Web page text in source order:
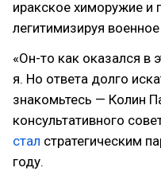
иракское химоружие и
легитимизируя
«Он-то как оказался в
я. Но ответа долго
знакомьтесь — Колин
консультативного
стал стратегическим
году.